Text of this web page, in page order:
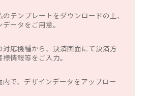
のテンプレートをダウンロードの上、
ータをご用意。
対応機種から、決済画面にて決済方
情報等をご入力。
内で、デザインデータをアップロー